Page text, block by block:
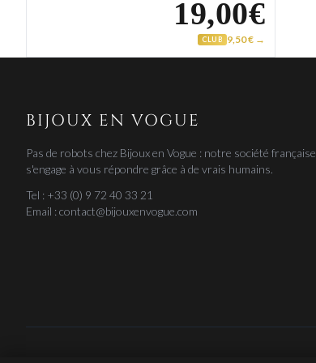
19,00€
CLUB 9,50 € →
BIJOUX EN VOGUE
Pas de robots chez Bijoux en Vogue : notre société française
s'engage à vous répondre grâce à de vrais humains.
Tel : +33 (0) 9 72 40 33 21
Email : contact@bijouxenvogue.com